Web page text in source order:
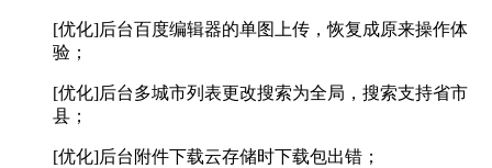
[优化]后台百度编辑器的单图上传，恢复成原来操作体
验；
[优化]后台多城市列表更改搜索为全局，搜索支持省市
县；
[优化]后台附件下载云存储时下载包出错；